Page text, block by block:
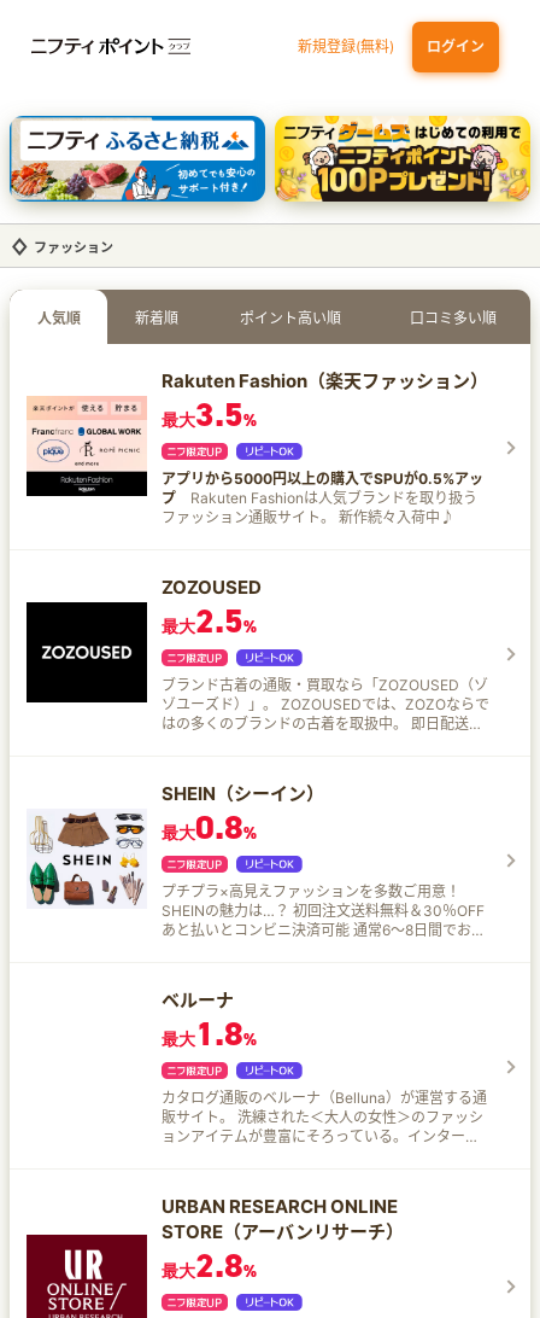
新規登録(無料) ログイン
dカード GOLD 三井住友カード ゴールド（NL）（家族カード発行）
【実質初月無料】DMM | Disney+(ディズニープラス) セットプラン
SBI証券 確定拠出年金（iDeCo）
ファッション
人気順 新着順 ポイント高い順 口コミ多い順
Rakuten Fashion（楽天ファッション）
最大3.5%
アプリから5000円以上の購入でSPUが0.5%アッ
プ Rakuten Fashionは人気ブランドを取り扱う
ファッション通販サイト。 新作続々入荷中♪
ZOZOUSED
最大2.5%
ブランド古着の通販・買取なら「ZOZOUSED（ゾ
ゾユーズド）」。 ZOZOUSEDでは、ZOZOならで
はの多くのブランドの古着を取扱中。 即日配送
SHEIN（シーイン）
最大0.8%
プチプラ×高見えファッションを多数ご用意！
SHEINの魅力は…？ 初回注文送料無料＆30％OFF
あと払いとコンビニ決済可能 通常6～8日間でお届
ベルーナ
最大1.8%
カタログ通販のベルーナ（Belluna）が運営する通
販サイト。 洗練された＜大人の女性＞のファッシ
ョンアイテムが豊富にそろっている。インターネ
URBAN RESEARCH ONLINE
STORE（アーバンリサーチ）
最大2.8%